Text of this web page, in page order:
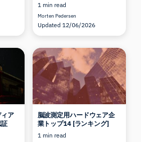
1 min read
Morten Pedersen
Updated 12/06/2026
ア
脳波測定用ハードウェア企
業トップ14 [ランキング]
1 min read
リサーチアシスタント
、センサー、SDK、リソースに
か、研究したい内容を説明して
いて、役立つ次の質問を提案しま
ぜこれが重要ですか？
か？